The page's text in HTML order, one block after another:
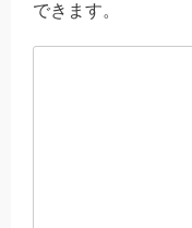
できます。